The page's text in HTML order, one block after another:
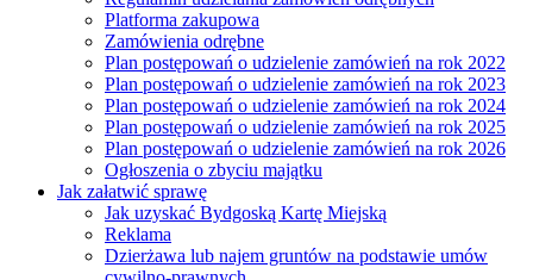
Platforma zakupowa
Zamówienia odrębne
Plan postępowań o udzielenie zamówień na rok 2022
Plan postępowań o udzielenie zamówień na rok 2023
Plan postępowań o udzielenie zamówień na rok 2024
Plan postępowań o udzielenie zamówień na rok 2025
Plan postępowań o udzielenie zamówień na rok 2026
Ogłoszenia o zbyciu majątku
Jak załatwić sprawę
Jak uzyskać Bydgoską Kartę Miejską
Reklama
Dzierżawa lub najem gruntów na podstawie umów